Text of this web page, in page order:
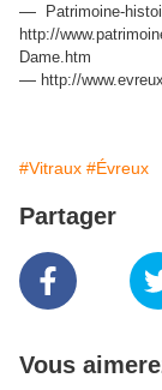
—
Patrimoine-
http://
Dame.htm
— http://
#Vitraux #Évreux
Partager
Vous